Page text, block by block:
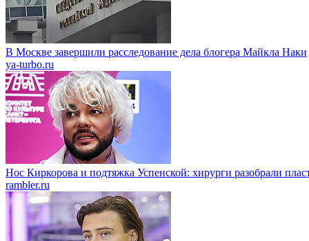
В Москве завершили расследование дела блогера Майкла Наки
ya-turbo.ru
Нос Киркорова и подтяжка Успенской: хирурги разобрали
rambler.ru